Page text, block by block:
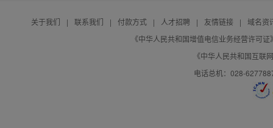
关于我们 | 联系我们 | 付款方式 | 人才招聘 | 友情链接 |
域名资
《中华人民共和国增值电信业务经营许可
《中华人民共和国互联
电话总机：028-